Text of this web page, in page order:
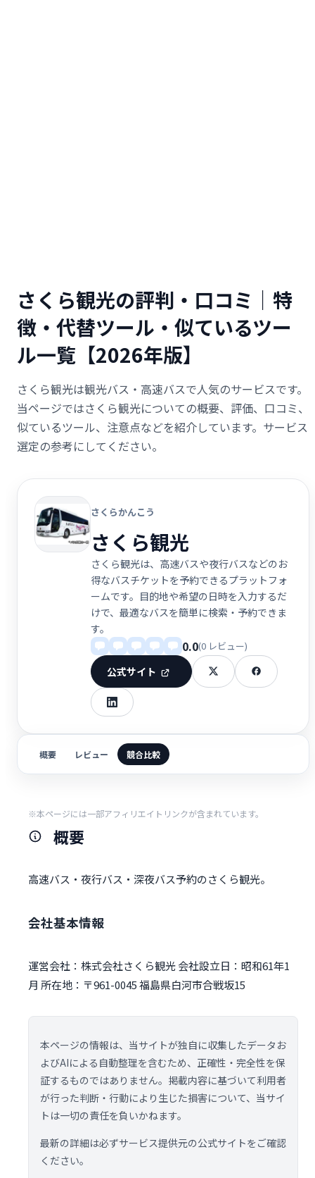
さくら観光の評判・口コミ｜特
徴・代替ツール・似ているツー
ル一覧【2026年版】
さくら観光は観光バス・高速バスで人気のサービスです。
当ページではさくら観光についての概要、評価、口コミ、
似ているツール、注意点などを紹介しています。サービス
選定の参考にしてください。
さくらかんこう
さくら観光
さくら観光は、高速バスや夜行バスなどのお
得なバスチケットを予約できるプラットフォ
ームです。目的地や希望の日時を入力するだ
けで、最適なバスを簡単に検索・予約できま
す。
0.0(0 レビュー)
公式サイト
概要 レビュー 競合比較
※本ページには一部アフィリエイトリンクが含まれています。
概要
高速バス・夜行バス・深夜バス予約のさくら観光。
会社基本情報
運営会社：株式会社さくら観光 会社設立日：昭和61年1
月 所在地：〒961-0045 福島県白河市合戦坂15
本ページの情報は、当サイトが独自に収集したデータお
よびAIによる自動整理を含むため、正確性・完全性を保
証するものではありません。掲載内容に基づいて利用者
が行った判断・行動により生じた損害について、当サイ
トは一切の責任を負いかねます。
最新の詳細は必ずサービス提供元の公式サイトをご確認
ください。